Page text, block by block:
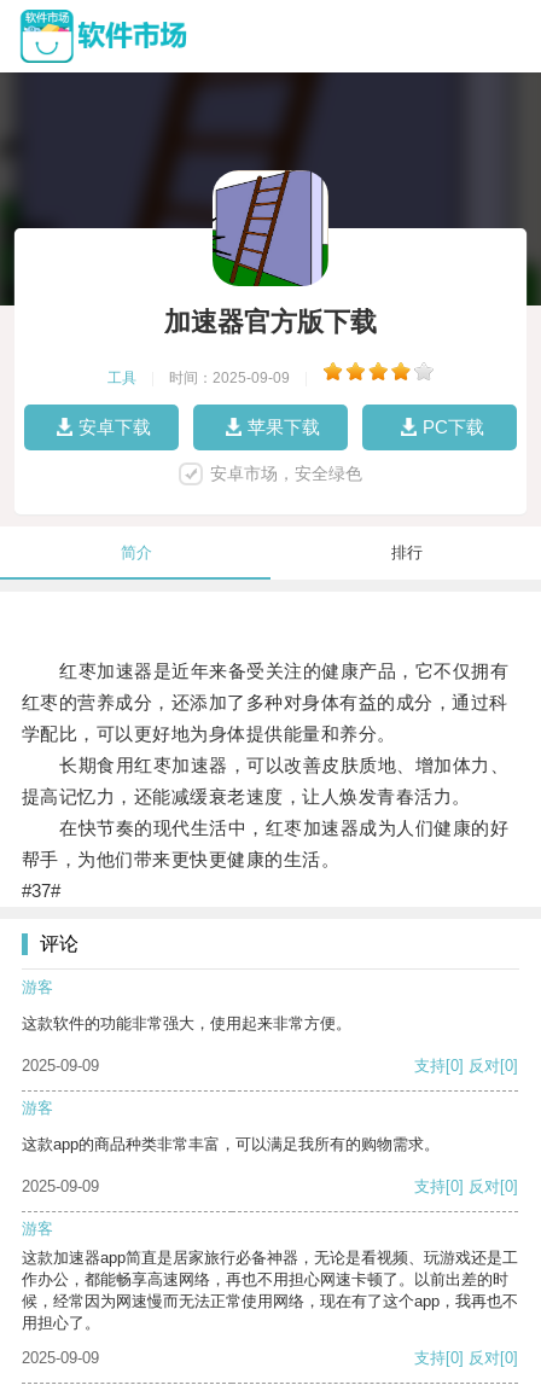
加速器官方版下载
工具 时间：2025-09-09
安卓下载 苹果下载 PC下载
安卓市场，安全绿色
简介 排行
红枣加速器是近年来备受关注的健康产品，它不仅拥有
红枣的营养成分，还添加了多种对身体有益的成分，通过科
学配比，可以更好地为身体提供能量和养分。
长期食用红枣加速器，可以改善皮肤质地、增加体力、
提高记忆力，还能减缓衰老速度，让人焕发青春活力。
在快节奏的现代生活中，红枣加速器成为人们健康的好
帮手，为他们带来更快更健康的生活。
#37#
评论
游客
这款软件的功能非常强大，使用起来非常方便。
2025-09-09 支持[0] 反对[0]
游客
这款app的商品种类非常丰富，可以满足我所有的购物需求。
2025-09-09 支持[0] 反对[0]
游客
这款加速器app简直是居家旅行必备神器，无论是看视频、玩游戏还是工
作办公，都能畅享高速网络，再也不用担心网速卡顿了。以前出差的时
候，经常因为网速慢而无法正常使用网络，现在有了这个app，我再也不
用担心了。
2025-09-09
支持[0] 反对[0]